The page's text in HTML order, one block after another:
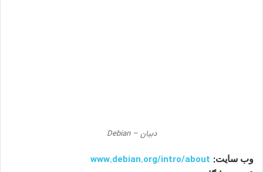
دبیان – Debian
وب سایت:
www.debian.org/intro/about